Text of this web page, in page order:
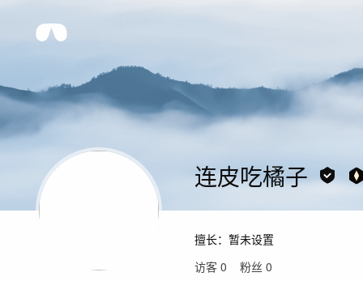
连皮吃橘子
擅长： 暂未设置
访客 0 粉丝 0